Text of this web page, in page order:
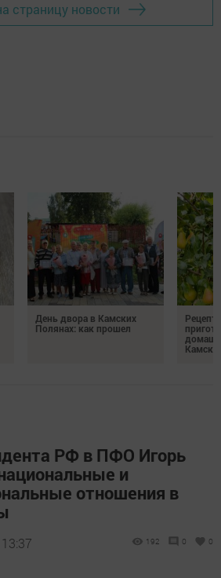
страницу новости
День двора в Камских
Полянах: как прошел
РФ в ПФО Игорь
и
отношения в
192 0 0